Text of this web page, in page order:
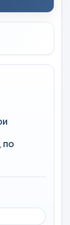
по